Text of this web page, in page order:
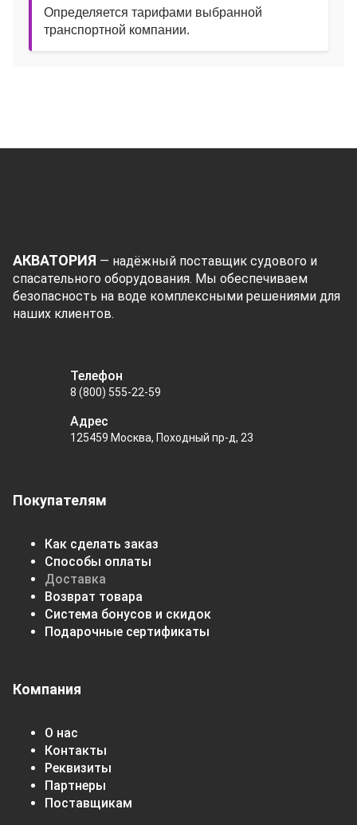
Определяется тарифами выбранной
транспортной компании.
АКВАТОРИЯ — надёжный поставщик судового и
спасательного оборудования. Мы обеспечиваем
безопасность на воде комплексными решениями для
наших клиентов.
Покупателям
Как сделать заказ
Способы оплаты
Доставка
Возврат товара
Система бонусов и скидок
Подарочные сертификаты
Компания
О нас
Контакты
Реквизиты
Партнеры
Поставщикам
Телефон
8 (800) 555-22-59
Адрес
125459 Москва, Походный пр-д, 23